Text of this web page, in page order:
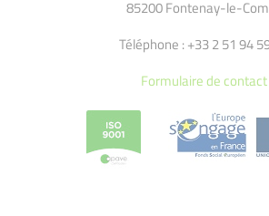
85200 Fontenay-le-
Téléphone : +33 2 51 94
Formulaire de contact